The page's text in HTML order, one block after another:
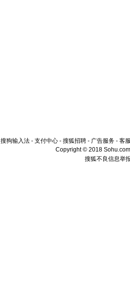
搜狗输入法 - 支付中心 - 搜狐招聘 - 广告服务 - 客
Copyright © 2018
搜狐不良信息举